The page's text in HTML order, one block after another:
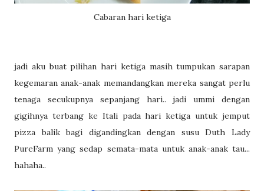
Cabaran hari ketiga
jadi aku buat pilihan hari ketiga masih tumpukan sarapan
kegemaran anak-anak memandangkan mereka sangat perlu
tenaga secukupnya sepanjang hari.. jadi ummi dengan
gigihnya terbang ke Itali pada hari ketiga untuk jemput
pizza balik bagi digandingkan dengan susu Duth Lady
PureFarm yang sedap semata-mata untuk anak-anak tau...
hahaha..